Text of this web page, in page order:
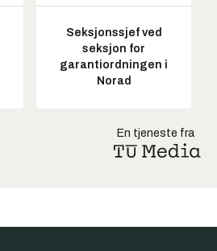
Seksjonssjef ved
seksjon for
garantiordningen i
Norad
En tjeneste fra